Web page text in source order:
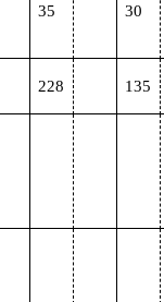
35 30
228 135